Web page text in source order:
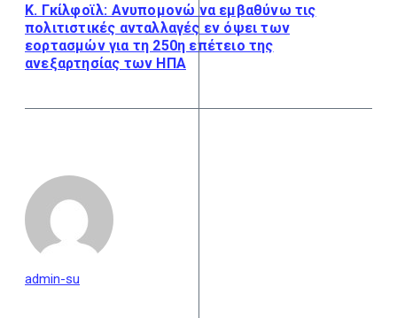
Κ. Γκίλφοϊλ: Ανυπομονώ να εμβαθύνω τις
πολιτιστικές ανταλλαγές εν όψει των
εορτασμών για τη 250η επέτειο της
ανεξαρτησίας των ΗΠΑ
admin-su